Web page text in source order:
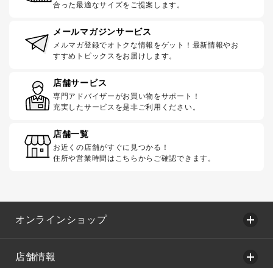
合った最適なサイズをご提案します。
メールマガジンサービス
メルマガ登録でオトクな情報をゲット！最新情報やお
すすめトピックスをお届けします。
店舗サービス
専門アドバイザーがお買い物をサポート！
充実したサービスを是非ご利用ください。
店舗一覧
お近くの店舗がすぐに見つかる！
住所や営業時間はこちらからご確認できます。
オンラインショップ
店舗情報